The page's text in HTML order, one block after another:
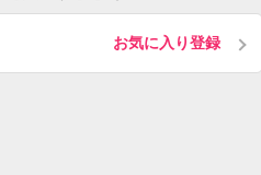
お気に入り登録